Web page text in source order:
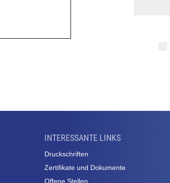
INTERESSANTE LINKS
Druckschriften
Zertifikate und Dokumente
Offene Stellen